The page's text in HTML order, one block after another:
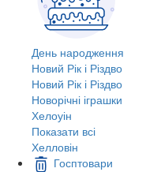
День народження
Новий Рік і Різдво
Новий Рік і Різдво
Новорічні іграшки
Хелоуін
Показати всі
Хелловін
Госптовари